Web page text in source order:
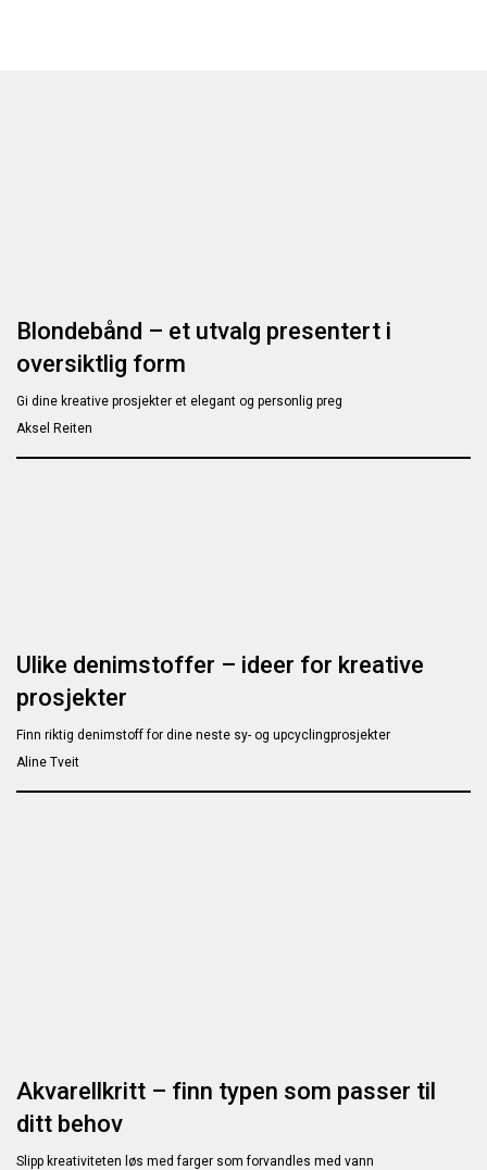
Blondebånd – et utvalg presentert i
oversiktlig form
Gi dine kreative prosjekter et elegant og personlig preg
Aksel Reiten
Ulike denimstoffer – ideer for kreative
prosjekter
Finn riktig denimstoff for dine neste sy- og upcyclingprosjekter
Aline Tveit
Akvarellkritt – finn typen som passer til
ditt behov
Slipp kreativiteten løs med farger som forvandles med vann